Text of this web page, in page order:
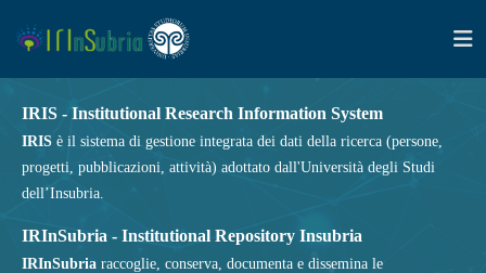
IRIS - Institutional Research Information System
IRIS è il sistema di gestione integrata dei dati della ricerca (persone,
progetti, pubblicazioni, attività) adottato dall'Università degli Studi
dell’Insubria.
IRInSubria - Institutional Repository Insubria
IRInSubria raccoglie, conserva, documenta e dissemina le